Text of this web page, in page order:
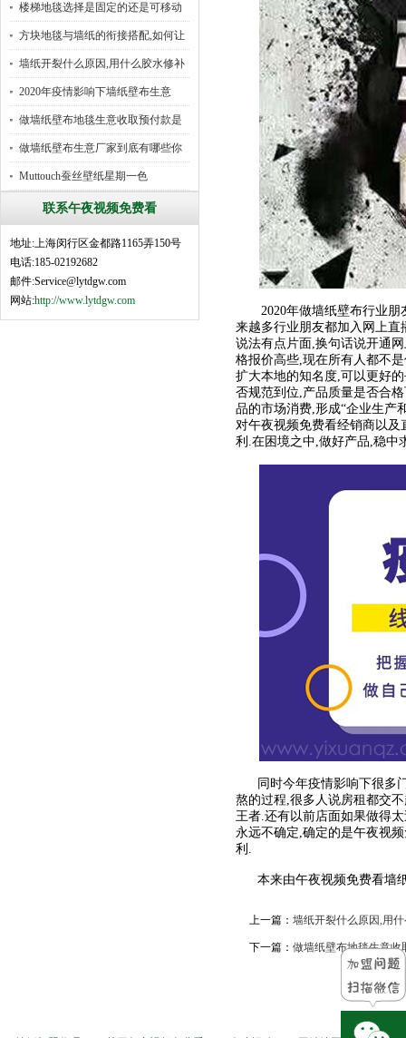
楼梯地毯选择是固定的还是可移动
好
方块地毯与墙纸的衔接搭配,如何让
墙纸开裂什么原因,用什么胶水修补
2020年疫情影响下墙纸壁布生意
做墙纸壁布地毯生意收取预付款是
行
做墙纸壁布生意厂家到底有哪些你
所
Muttouch蚕丝壁纸星期一色
联系午夜视频免费看
地址:上海闵行区金都路1165弄150号
电话:185-02192682
邮件:Service@lytdgw.com
网站:http://www.lytdgw.com
2020年做墙纸壁布行业朋
来越多行业朋友都加入网上
说法有点片面,换句话说开通
格报价高些,现在所有人都不
扩大本地的知名度,可以更好
否规范到位,产品质量是否合
品的市场消费,形成“企业生
对午夜视频免费看经销商以
利.在困境之中,做好产品,稳中
同时今年疫情影响下很多门
熬的过程,很多人说房租都交
王者.还有以前店面如果做得
永远不确定,确定的是午夜视
利.
本来由午夜视频免费看墙纸
上一篇： 墙纸开裂什么原因,用
下一篇： 做墙纸壁布地毯生意